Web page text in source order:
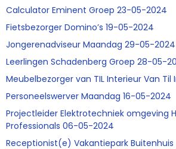
Calculator Eminent Groep 23-05-2024
Fietsbezorger Domino’s 19-05-2024
Jongerenadviseur Maandag 29-05-2024
Leerlingen Schadenberg Groep 28-05-
Meubelbezorger van TIL Interieur Van
Personeelswerver Maandag 16-05-2024
Projectleider Elektrotechniek omgeving
Professionals 06-05-2024
Receptionist(e) Vakantiepark Buitenhuis